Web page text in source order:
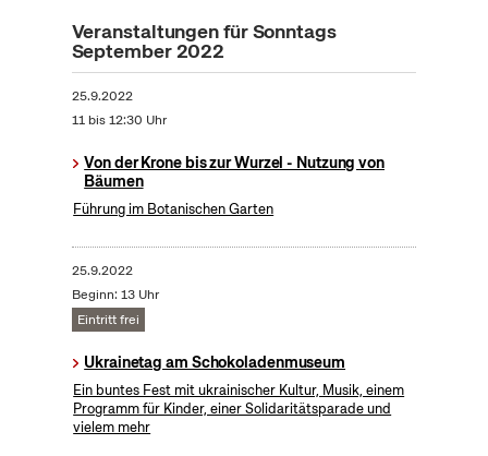
Veranstaltungen für Sonntags
September 2022
25.9.2022
11 bis 12:30 Uhr
Von der Krone bis zur Wurzel - Nutzung von
Bäumen
Führung im Botanischen Garten
25.9.2022
Beginn: 13 Uhr
Eintritt frei
Ukrainetag am Schokoladenmuseum
Ein buntes Fest mit ukrainischer Kultur, Musik, einem
Programm für Kinder, einer Solidaritätsparade und
vielem mehr